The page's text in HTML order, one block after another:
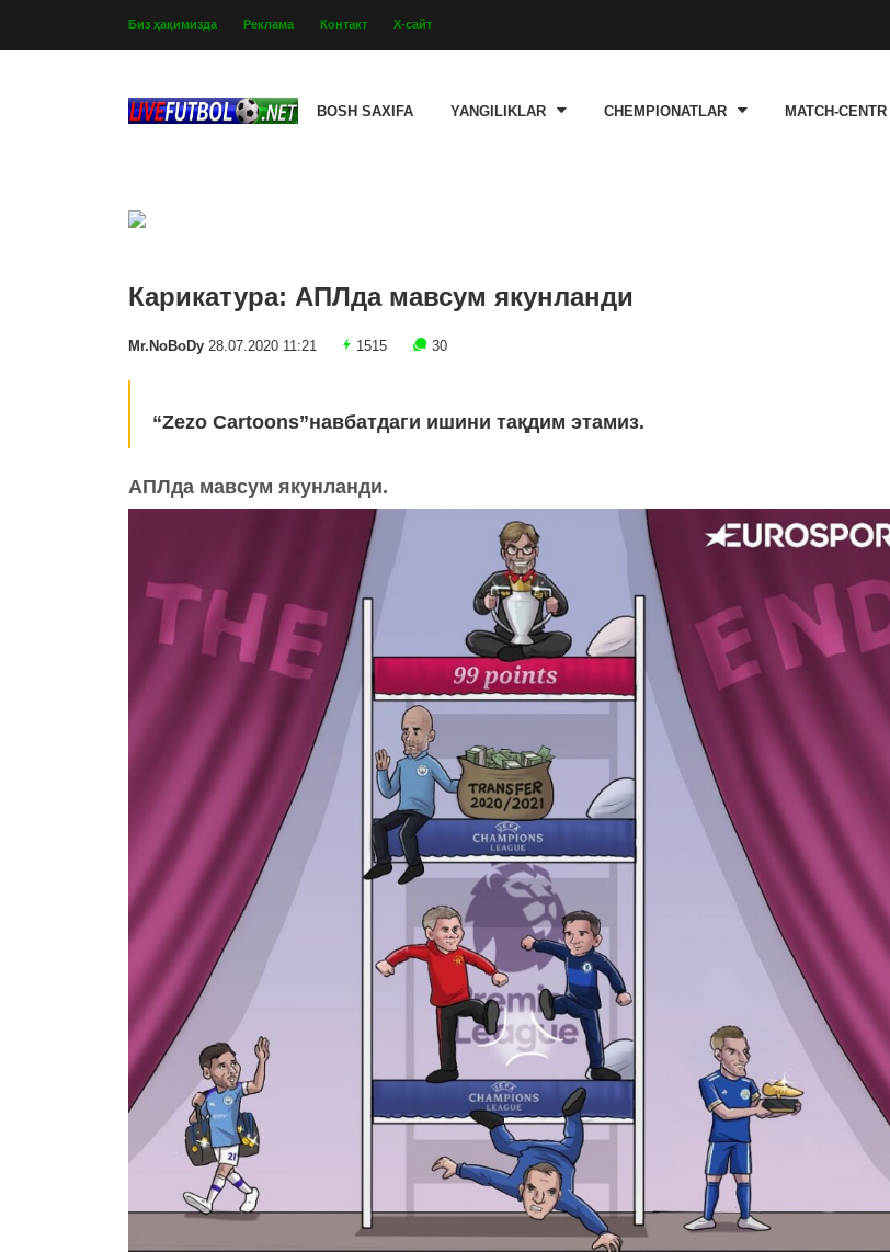
Биз ҳақимизда Реклама Контакт Х-сайт
BOSH SAXIFA YANGILIKLAR CHEMPIONATLAR MATCH-CENTR
Карикатура: АПЛда мавсум якунланди
Mr.NoBoDy 28.07.2020 11:21 1515 30
“Zezo Cartoons”навбатдаги ишини тақдим этамиз.
АПЛда мавсум якунланди.